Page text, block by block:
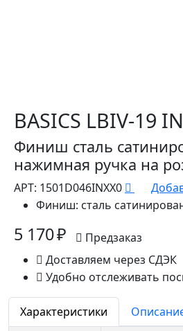
BASICS LBIV-19 IN
Финиш сталь
нажимная ручка на
АРТ: 1501D046INXX0
Финиш: сталь
5 170 ₽
Предзаказ
Доставляем через СДЭК
Удобно отслеживать
Характеристики